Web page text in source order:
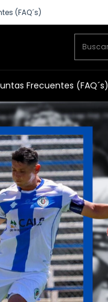
(FAQ´s)
Frecuentes (FAQ´s)